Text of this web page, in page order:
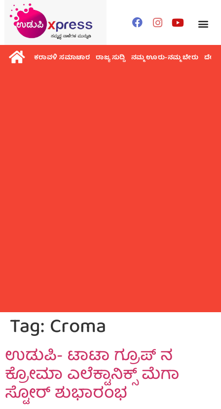
ಕರಾವಳಿ ಸಮಾಚಾರ ರಾಜ್ಯ ಸುದ್ದಿ ನಮ್ಮ ಊರು-ನಮ್ಮ ಬೇರು ದೇಶ
Tag: Croma
ಉಡುಪಿ- ಟಾಟಾ ಗ್ರೂಪ್ ನ
ಕ್ರೋಮಾ ಎಲೆಕ್ಟಾನಿಕ್ಸ್ ಮೆಗಾ
ಸ್ಟೋರ್ ಶುಭಾರಂಭ